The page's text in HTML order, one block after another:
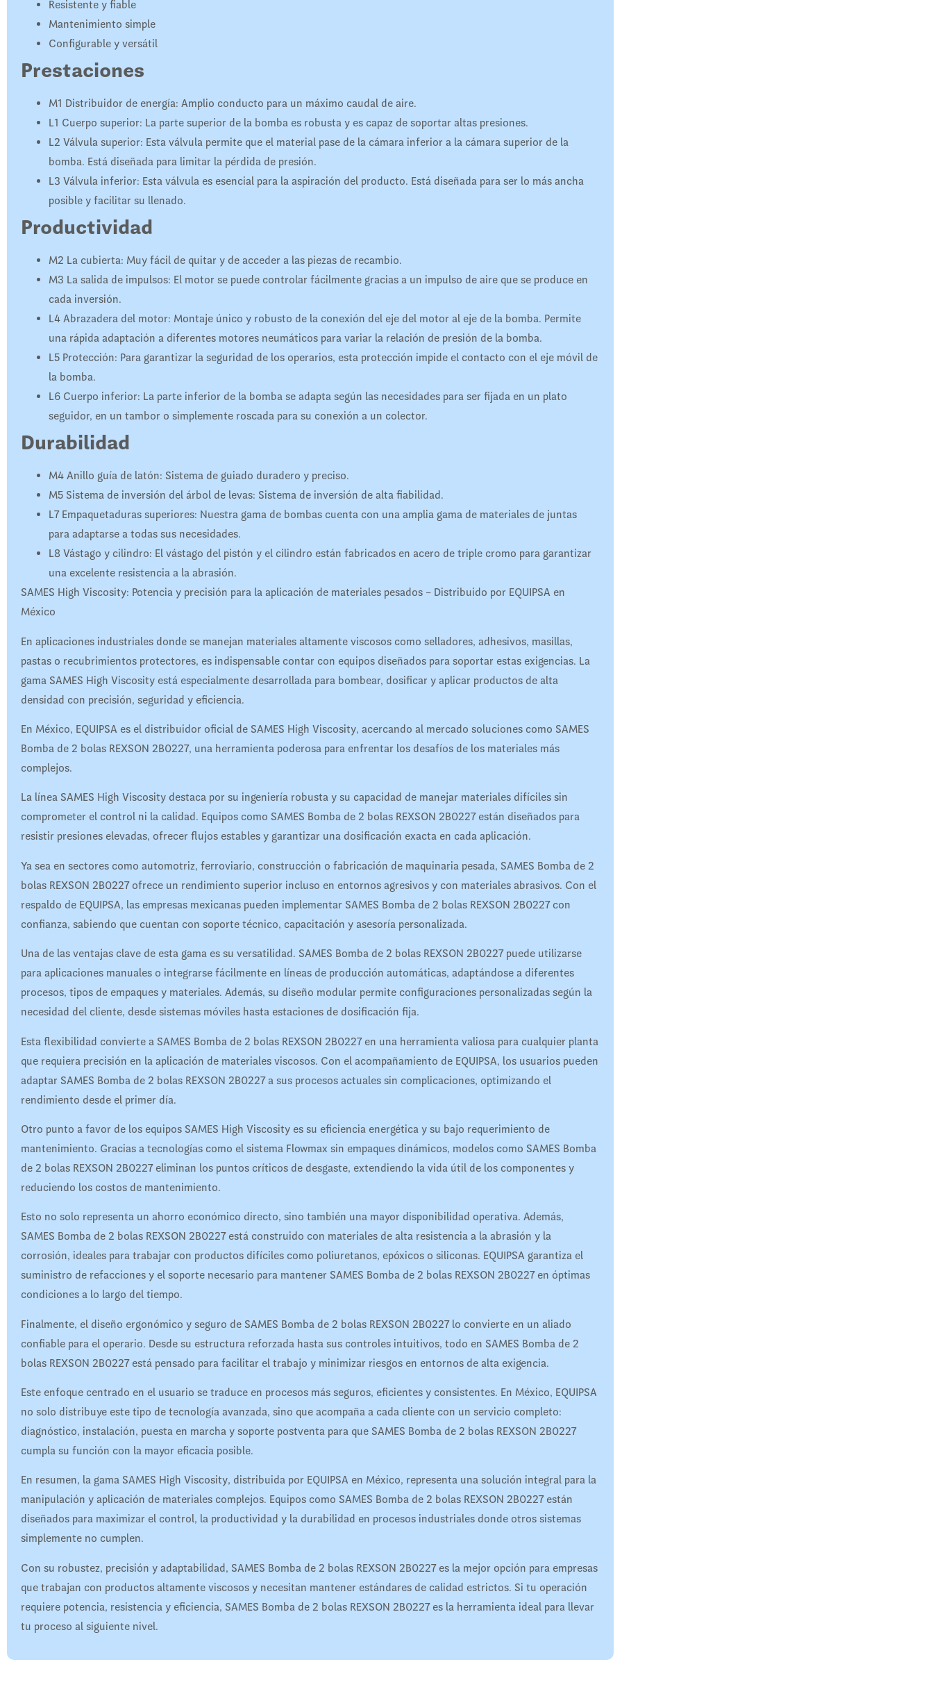
Resistente y fiable
Mantenimiento simple
Configurable y versátil
Prestaciones
M1 Distribuidor de energía: Amplio conducto para un máximo caudal de aire.
L1 Cuerpo superior: La parte superior de la bomba es robusta y es capaz de soportar altas presiones.
L2 Válvula superior: Esta válvula permite que el material pase de la cámara inferior a la cámara superior de la
bomba. Está diseñada para limitar la pérdida de presión.
L3 Válvula inferior: Esta válvula es esencial para la aspiración del producto. Está diseñada para ser lo más ancha
posible y facilitar su llenado.
Productividad
M2 La cubierta: Muy fácil de quitar y de acceder a las piezas de recambio.
M3 La salida de impulsos: El motor se puede controlar fácilmente gracias a un impulso de aire que se produce en
cada inversión.
L4 Abrazadera del motor: Montaje único y robusto de la conexión del eje del motor al eje de la bomba. Permite
una rápida adaptación a diferentes motores neumáticos para variar la relación de presión de la bomba.
L5 Protección: Para garantizar la seguridad de los operarios, esta protección impide el contacto con el eje móvil de
la bomba.
L6 Cuerpo inferior: La parte inferior de la bomba se adapta según las necesidades para ser fijada en un plato
seguidor, en un tambor o simplemente roscada para su conexión a un colector.
Durabilidad
M4 Anillo guía de latón: Sistema de guiado duradero y preciso.
M5 Sistema de inversión del árbol de levas: Sistema de inversión de alta fiabilidad.
L7Empaquetaduras superiores: Nuestra gama de bombas cuenta con una amplia gama de materiales de juntas
para adaptarse a todas sus necesidades.
L8 Vástago y cilindro: El vástago del pistón y el cilindro están fabricados en acero de triple cromo para garantizar
una excelente resistencia a la abrasión.
SAMES High Viscosity: Potencia y precisión para la aplicación de materiales pesados – Distribuido por EQUIPSA en
México
En aplicaciones industriales donde se manejan materiales altamente viscosos como selladores, adhesivos, masillas,
pastas o recubrimientos protectores, es indispensable contar con equipos diseñados para soportar estas exigencias. La
gama SAMES High Viscosity está especialmente desarrollada para bombear, dosificar y aplicar productos de alta
densidad con precisión, seguridad y eficiencia.
En México, EQUIPSA es el distribuidor oficial de SAMES High Viscosity, acercando al mercado soluciones como SAMES
Bomba de 2 bolas REXSON 2B0227, una herramienta poderosa para enfrentar los desafíos de los materiales más
complejos.
La línea SAMES High Viscosity destaca por su ingeniería robusta y su capacidad de manejar materiales difíciles sin
comprometer el control ni la calidad. Equipos como SAMES Bomba de 2 bolas REXSON 2B0227 están diseñados para
resistir presiones elevadas, ofrecer flujos estables y garantizar una dosificación exacta en cada aplicación.
Ya sea en sectores como automotriz, ferroviario, construcción o fabricación de maquinaria pesada, SAMES Bomba de 2
bolas REXSON 2B0227 ofrece un rendimiento superior incluso en entornos agresivos y con materiales abrasivos. Con el
respaldo de EQUIPSA, las empresas mexicanas pueden implementar SAMES Bomba de 2 bolas REXSON 2B0227 con
confianza, sabiendo que cuentan con soporte técnico, capacitación y asesoría personalizada.
Una de las ventajas clave de esta gama es su versatilidad. SAMES Bomba de 2 bolas REXSON 2B0227 puede utilizarse
para aplicaciones manuales o integrarse fácilmente en líneas de producción automáticas, adaptándose a diferentes
procesos, tipos de empaques y materiales. Además, su diseño modular permite configuraciones personalizadas según la
necesidad del cliente, desde sistemas móviles hasta estaciones de dosificación fija.
Esta flexibilidad convierte a SAMES Bomba de 2 bolas REXSON 2B0227 en una herramienta valiosa para cualquier planta
que requiera precisión en la aplicación de materiales viscosos. Con el acompañamiento de EQUIPSA, los usuarios pueden
adaptar SAMES Bomba de 2 bolas REXSON 2B0227 a sus procesos actuales sin complicaciones, optimizando el
rendimiento desde el primer día.
Otro punto a favor de los equipos SAMES High Viscosity es su eficiencia energética y su bajo requerimiento de
mantenimiento. Gracias a tecnologías como el sistema Flowmax sin empaques dinámicos, modelos como SAMES Bomba
de 2 bolas REXSON 2B0227 eliminan los puntos críticos de desgaste, extendiendo la vida útil de los componentes y
reduciendo los costos de mantenimiento.
Esto no solo representa un ahorro económico directo, sino también una mayor disponibilidad operativa. Además,
SAMES Bomba de 2 bolas REXSON 2B0227 está construido con materiales de alta resistencia a la abrasión y la
corrosión, ideales para trabajar con productos difíciles como poliuretanos, epóxicos o siliconas. EQUIPSA garantiza el
suministro de refacciones y el soporte necesario para mantener SAMES Bomba de 2 bolas REXSON 2B0227 en óptimas
condiciones a lo largo del tiempo.
Finalmente, el diseño ergonómico y seguro de SAMES Bomba de 2 bolas REXSON 2B0227 lo convierte en un aliado
confiable para el operario. Desde su estructura reforzada hasta sus controles intuitivos, todo en SAMES Bomba de 2
bolas REXSON 2B0227 está pensado para facilitar el trabajo y minimizar riesgos en entornos de alta exigencia.
Este enfoque centrado en el usuario se traduce en procesos más seguros, eficientes y consistentes. En México, EQUIPSA
no solo distribuye este tipo de tecnología avanzada, sino que acompaña a cada cliente con un servicio completo:
diagnóstico, instalación, puesta en marcha y soporte postventa para que SAMES Bomba de 2 bolas REXSON 2B0227
cumpla su función con la mayor eficacia posible.
En resumen, la gama SAMES High Viscosity, distribuida por EQUIPSA en México, representa una solución integral para la
manipulación y aplicación de materiales complejos. Equipos como SAMES Bomba de 2 bolas REXSON 2B0227 están
diseñados para maximizar el control, la productividad y la durabilidad en procesos industriales donde otros sistemas
simplemente no cumplen.
Con su robustez, precisión y adaptabilidad, SAMES Bomba de 2 bolas REXSON 2B0227 es la mejor opción para empresas
que trabajan con productos altamente viscosos y necesitan mantener estándares de calidad estrictos. Si tu operación
requiere potencia, resistencia y eficiencia, SAMES Bomba de 2 bolas REXSON 2B0227 es la herramienta ideal para llevar
tu proceso al siguiente nivel.